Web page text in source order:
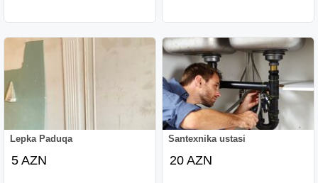
Lepka Paduqa
5 AZN
Santexnika ustasi
20 AZN